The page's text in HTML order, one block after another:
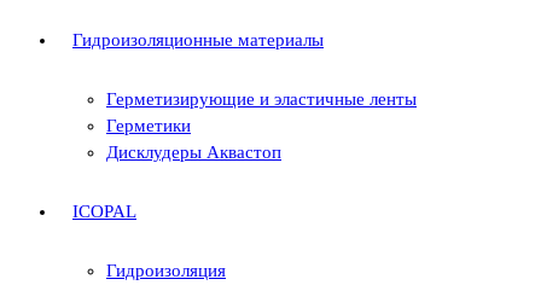
Гидроизоляционные материалы
Герметизирующие и эластичные ленты
Герметики
Дисклудеры Аквастоп
ICOPAL
Гидроизоляция